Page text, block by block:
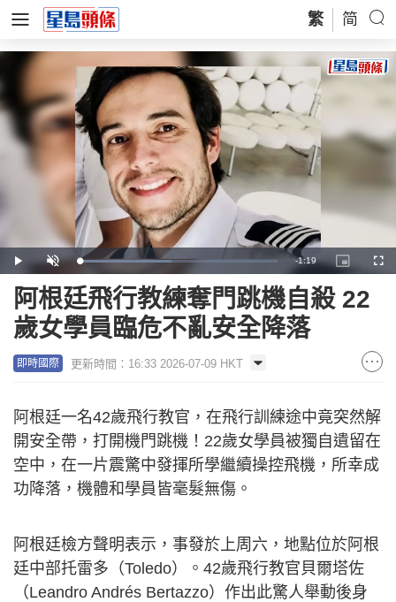
繁 简
Play Unmute Loaded:
46.51%
Remaining
Time
-1:19
Picture-
in-
阿根廷飛行教練奪門跳機自殺 22
歲女學員臨危不亂安全降落
即時國際 更新時間：16:33 2026-07-09 HKT
阿根廷一名42歲飛行教官，在飛行訓練途中竟突然解
開安全帶，打開機門跳機！22歲女學員被獨自遺留在
空中，在一片震驚中發揮所學繼續操控飛機，所幸成
功降落，機體和學員皆毫髮無傷。
阿根廷檢方聲明表示，事發於上周六，地點位於阿根
廷中部托雷多（Toledo）。42歲飛行教官貝爾塔佐
（Leandro Andrés Bertazzo）作出此驚人舉動後身